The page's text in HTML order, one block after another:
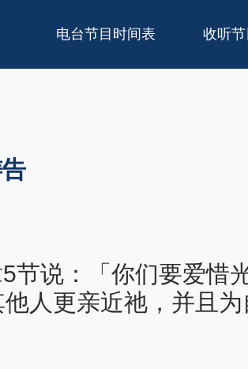
电台节目时间表 收听节
节说：「你们要爱惜
人更亲近祂，并且